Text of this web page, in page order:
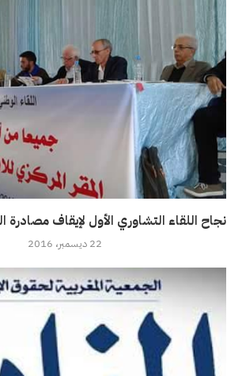
نجاح اللقاء التشاوري الأول لإيقاف مصادرة
22 ديسمبر، 2016